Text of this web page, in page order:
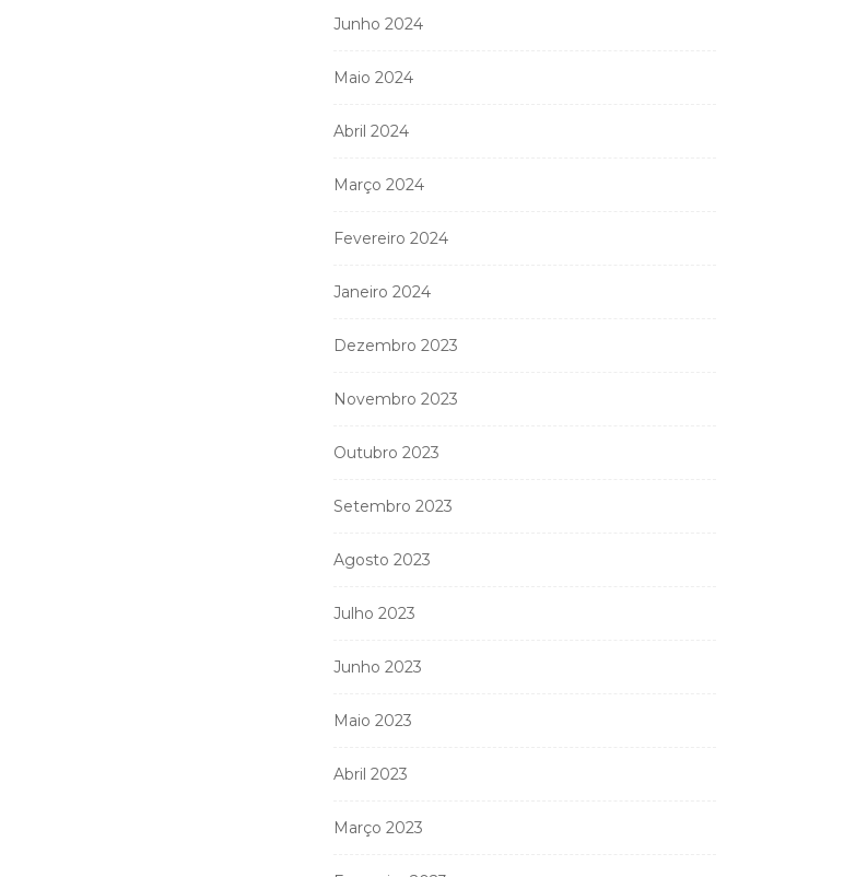
11 de Junho, 2026
Junho 2024
Maio 2024
Abril 2024
Março 2024
Fevereiro 2024
Janeiro 2024
Dezembro 2023
Novembro 2023
Outubro 2023
Setembro 2023
Agosto 2023
Julho 2023
Junho 2023
Maio 2023
Abril 2023
Março 2023